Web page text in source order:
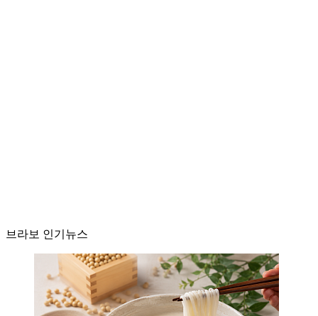
브라보 인기뉴스